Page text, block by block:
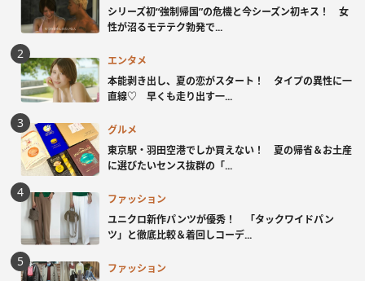
シリーズ初“強制帰国”の危機と今シーズン初キス！ 女
性が沼るモテテク勃発で...
エンタメ
本能剥き出し、夏の恋がスタート！ タイプの異性に一
直線♡ 早くも走り出す一...
グルメ
東京駅・羽田空港でしか買えない！ 夏の帰省＆お土産
に選びたいセンス抜群の「...
ファッション
ユニクロ新作パンツが優秀！ 「タックワイドパン
ツ」と徹底比較＆着回しコーデ...
ファッション